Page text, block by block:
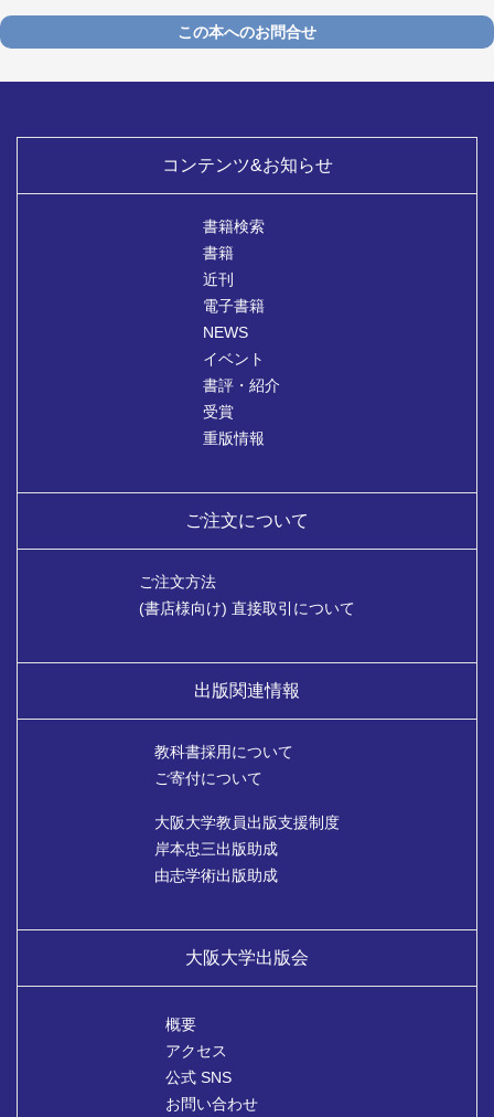
この本へのお問合せ
コンテンツ&お知らせ
書籍検索
書籍
近刊
電子書籍
NEWS
イベント
書評・紹介
受賞
重版情報
ご注文について
ご注文方法
(書店様向け) 直接取引について
出版関連情報
教科書採用について
ご寄付について
大阪大学教員出版支援制度
岸本忠三出版助成
由志学術出版助成
大阪大学出版会
概要
アクセス
公式 SNS
お問い合わせ